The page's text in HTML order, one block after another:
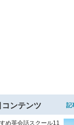
コンテンツ 記
め英会話スクール11